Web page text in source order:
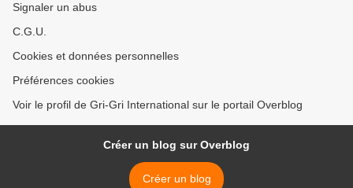
Signaler un abus
C.G.U.
Cookies et données personnelles
Préférences cookies
Voir le profil de Gri-Gri International sur le portail Overblog
Créer un blog sur Overblog
Créer un blog